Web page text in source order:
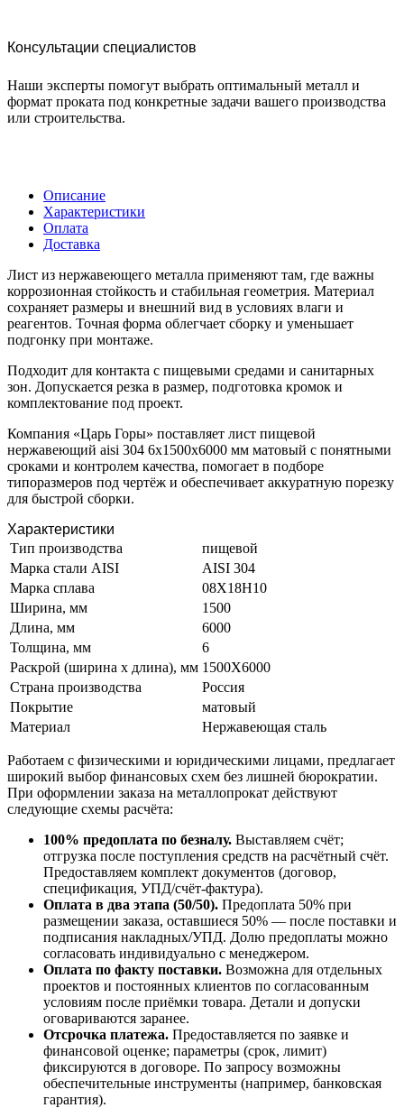
Консультации специалистов
Наши эксперты помогут выбрать оптимальный металл и
формат проката под конкретные задачи вашего производства
или строительства.
Описание
Характеристики
Оплата
Доставка
Лист из нержавеющего металла применяют там, где важны
коррозионная стойкость и стабильная геометрия. Материал
сохраняет размеры и внешний вид в условиях влаги и
реагентов. Точная форма облегчает сборку и уменьшает
подгонку при монтаже.
Подходит для контакта с пищевыми средами и санитарных
зон. Допускается резка в размер, подготовка кромок и
комплектование под проект.
Компания «Царь Горы» поставляет лист пищевой
нержавеющий aisi 304 6х1500х6000 мм матовый с понятными
сроками и контролем качества, помогает в подборе
типоразмеров под чертёж и обеспечивает аккуратную порезку
для быстрой сборки.
Характеристики
Тип производства
пищевой
Марка стали AISI
AISI 304
Марка сплава
08Х18Н10
Ширина, мм
1500
Длина, мм
6000
Толщина, мм
6
Раскрой (ширина х длина), мм 1500Х6000
Страна производства
Россия
Покрытие
матовый
Материал
Нержавеющая сталь
Работаем с физическими и юридическими лицами, предлагает
широкий выбор финансовых схем без лишней бюрократии.
При оформлении заказа на металлопрокат действуют
следующие схемы расчёта:
100% предоплата по безналу. Выставляем счёт;
отгрузка после поступления средств на расчётный счёт.
Предоставляем комплект документов (договор,
спецификация, УПД/счёт-фактура).
Оплата в два этапа (50/50). Предоплата 50% при
размещении заказа, оставшиеся 50% — после поставки и
подписания накладных/УПД. Долю предоплаты можно
согласовать индивидуально с менеджером.
Оплата по факту поставки. Возможна для отдельных
проектов и постоянных клиентов по согласованным
условиям после приёмки товара. Детали и допуски
оговариваются заранее.
Отсрочка платежа. Предоставляется по заявке и
финансовой оценке; параметры (срок, лимит)
фиксируются в договоре. По запросу возможны
обеспечительные инструменты (например, банковская
гарантия).